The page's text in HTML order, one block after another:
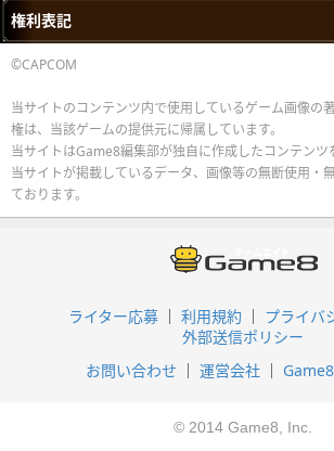
権利表記
©CAPCOM
当サイトのコンテンツ内で使用しているゲーム画像の
権は、当該ゲームの提供元に帰属しています。
当サイトはGame8編集部が独自に作成したコンテンツ
当サイトが掲載しているデータ、画像等の無断使用・
ております。
ライター応募 利用規約
プライバ
外部送信ポリシー
お問い合わせ
運営会社
© 2014 Game8, Inc.